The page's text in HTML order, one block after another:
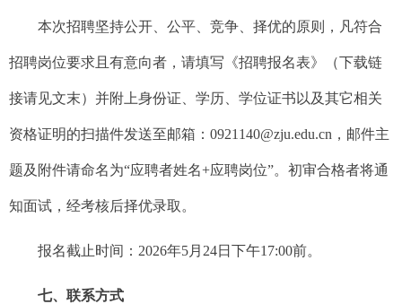
本次招聘坚持公开、公平、竞争、择优的原则，凡符合
招聘岗位要求且有意向者，请填写《招聘报名表》（下载链
接请见文末）并附上身份证、学历、学位证书以及其它相关
资格证明的扫描件发送至邮箱： 0921140@zju.edu.cn，邮件主
题及附件请命名为“应聘者姓名+应聘岗位”。初审合格者将通
知面试，经考核后择优录取。
报名截止时间： 2026年5月 24日 下午17:00前。
七、联系方式